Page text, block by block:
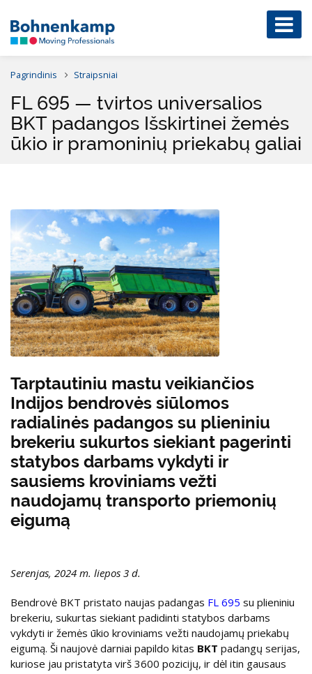
Pagrindinis Straipsniai
FL 695 — tvirtos universalios
BKT padangos Išskirtinei žemės
ūkio ir pramoninių priekabų galiai
Tarptautiniu mastu veikiančios
Indijos bendrovės siūlomos
radialinės padangos su plieniniu
brekeriu sukurtos siekiant pagerinti
statybos darbams vykdyti ir
sausiems kroviniams vežti
naudojamų transporto priemonių
eigumą
Serenjas, 2024 m. liepos 3 d.
Bendrovė BKT pristato naujas padangas FL 695 su plieniniu
brekeriu, sukurtas siekiant padidinti statybos darbams
vykdyti ir žemės ūkio kroviniams vežti naudojamų priekabų
eigumą. Ši naujovė darniai papildo kitas BKT padangų serijas,
kuriose jau pristatyta virš 3600 pozicijų, ir dėl itin gausaus